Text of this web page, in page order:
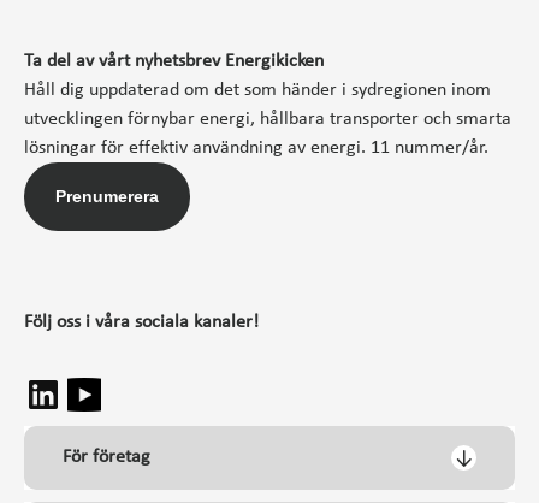
Ta del av vårt nyhetsbrev Energikicken
Håll dig uppdaterad om det som händer i sydregionen inom
utvecklingen förnybar energi, hållbara transporter och smarta
lösningar för effektiv användning av energi. 11 nummer/år.
Prenumerera
Följ oss i våra sociala kanaler!
För företag